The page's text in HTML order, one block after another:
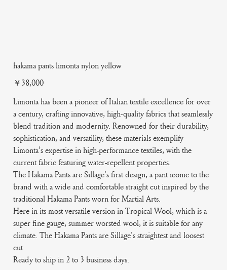
hakama pants limonta nylon yellow
Price
￥38,000
Limonta has been a pioneer of Italian textile excellence for over
a century, crafting innovative, high-quality fabrics that seamlessly
blend tradition and modernity. Renowned for their durability,
sophistication, and versatility, these materials exemplify
Limonta’s expertise in high-performance textiles, with the
current fabric featuring water-repellent properties.
The Hakama Pants are Sillage's first design, a pant iconic to the
brand with a wide and comfortable straight cut inspired by the
traditional Hakama Pants worn for Martial Arts.
Here in its most versatile version in Tropical Wool, which is a
super fine gauge, summer worsted wool, it is suitable for any
climate. The Hakama Pants are Sillage's straightest and loosest
cut.
Ready to ship in 2 to 3 business days.